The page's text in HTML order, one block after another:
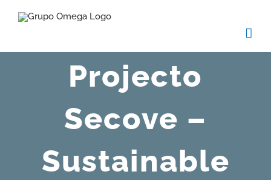
content
Projecto
Secove –
Sustainable